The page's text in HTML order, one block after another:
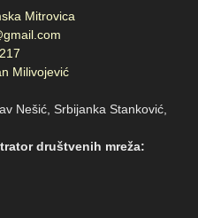
Mitrovica
Milivojević
Nešić, Srbijanka Stanković,
Nikolić
društvenih mreža: